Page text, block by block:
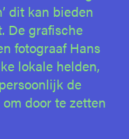
dit kan bieden
De grafische
fotograaf Hans
lokale helden,
de
door te zetten